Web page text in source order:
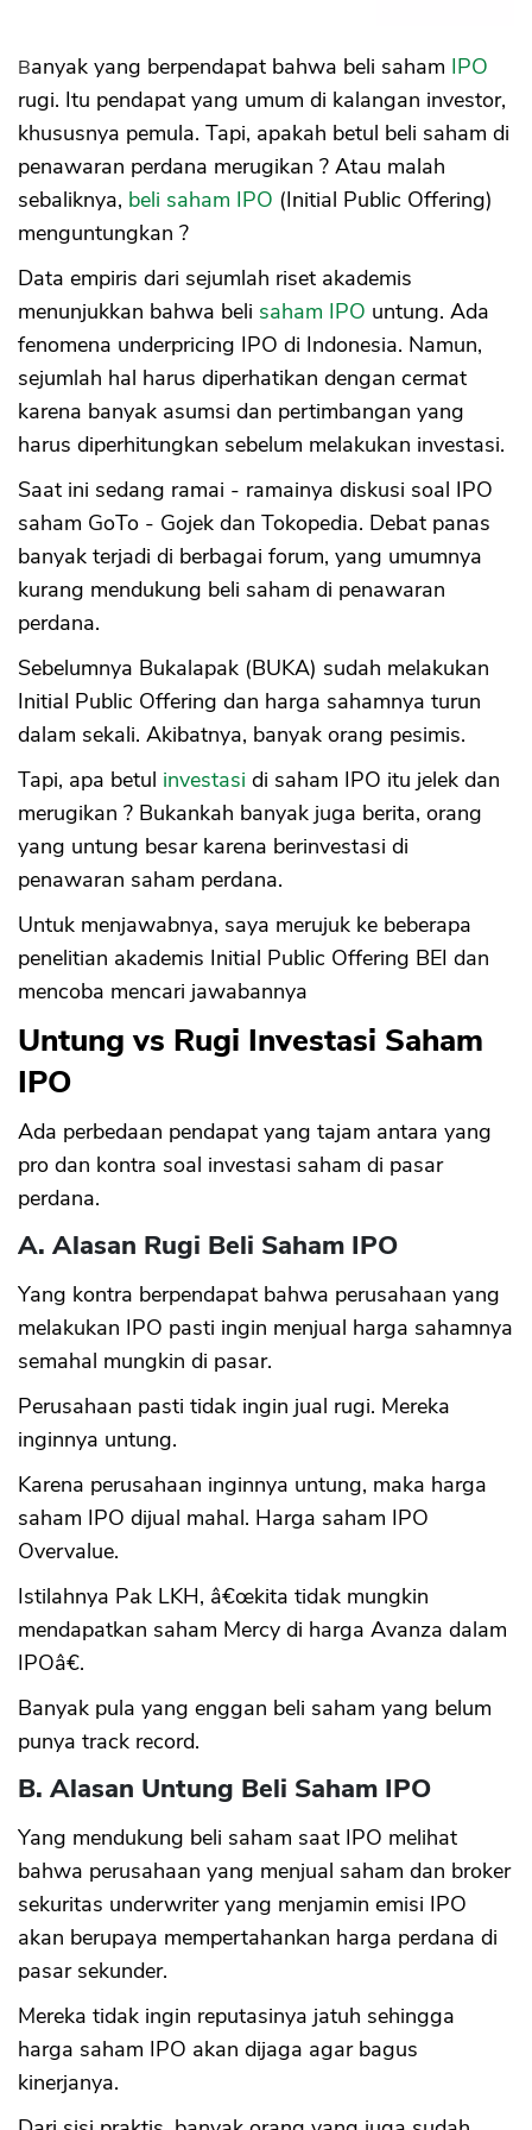
Banyak yang berpendapat bahwa beli saham IPO
rugi. Itu pendapat yang umum di kalangan investor,
khususnya pemula. Tapi, apakah betul beli saham di
penawaran perdana merugikan ? Atau malah
sebaliknya, beli saham IPO (Initial Public Offering)
menguntungkan ?
Data empiris dari sejumlah riset akademis
menunjukkan bahwa beli saham IPO untung. Ada
fenomena underpricing IPO di Indonesia. Namun,
sejumlah hal harus diperhatikan dengan cermat
karena banyak asumsi dan pertimbangan yang
harus diperhitungkan sebelum melakukan investasi.
Saat ini sedang ramai - ramainya diskusi soal IPO
saham GoTo - Gojek dan Tokopedia. Debat panas
banyak terjadi di berbagai forum, yang umumnya
kurang mendukung beli saham di penawaran
perdana.
Sebelumnya Bukalapak (BUKA) sudah melakukan
Initial Public Offering dan harga sahamnya turun
dalam sekali. Akibatnya, banyak orang pesimis.
Tapi, apa betul investasi di saham IPO itu jelek dan
merugikan ? Bukankah banyak juga berita, orang
yang untung besar karena berinvestasi di
penawaran saham perdana.
Untuk menjawabnya, saya merujuk ke beberapa
penelitian akademis Initial Public Offering BEI dan
mencoba mencari jawabannya
Untung vs Rugi Investasi Saham
IPO
Ada perbedaan pendapat yang tajam antara yang
pro dan kontra soal investasi saham di pasar
perdana.
A. Alasan Rugi Beli Saham IPO
Yang kontra berpendapat bahwa perusahaan yang
melakukan IPO pasti ingin menjual harga sahamnya
semahal mungkin di pasar.
Perusahaan pasti tidak ingin jual rugi. Mereka
inginnya untung.
Karena perusahaan inginnya untung, maka harga
saham IPO dijual mahal. Harga saham IPO
Overvalue.
Istilahnya Pak LKH, â€œkita tidak mungkin
mendapatkan saham Mercy di harga Avanza dalam
IPOâ€.
Banyak pula yang enggan beli saham yang belum
punya track record.
B. Alasan Untung Beli Saham IPO
Yang mendukung beli saham saat IPO melihat
bahwa perusahaan yang menjual saham dan broker
sekuritas underwriter yang menjamin emisi IPO
akan berupaya mempertahankan harga perdana di
pasar sekunder.
Mereka tidak ingin reputasinya jatuh sehingga
harga saham IPO akan dijaga agar bagus
kinerjanya.